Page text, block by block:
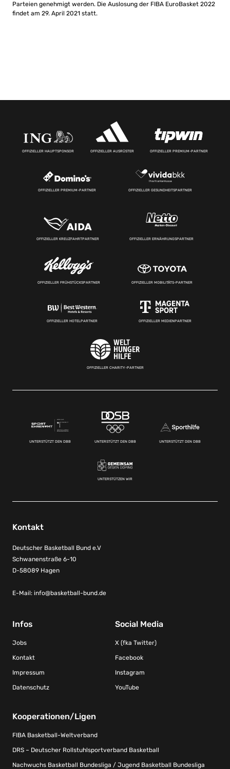
Parteien genehmigt werden. Die Auslosung der FIBA EuroBasket 2022
findet am 29. April 2021 statt.
OFFIZIELLER HAUPTSPONSOR OFFIZIELLER AUSRÜSTER OFFIZIELLER PREMIUM-PARTNER
OFFIZIELLER PREMIUM-PARTNER OFFIZIELLER GESUNDHEITSPARTNER
OFFIZIELLER KREUZFAHRTPARTNER OFFIZIELLER ERNÄHRUNGSPARTNER
OFFIZIELLER FRÜHSTÜCKSPARTNER OFFIZIELLER MOBILITÄTS-PARTNER
OFFIZIELLER HOTELPARTNER OFFIZIELLER MEDIENPARTNER
OFFIZIELLER CHARITY-PARTNER
UNTERSTÜTZT DEN DBB UNTERSTÜTZT DEN DBB UNTERSTÜTZT DEN DBB
UNTERSTÜTZEN WIR
Kontakt
Deutscher Basketball Bund e.V
Schwanenstraße 6-10
D-58089 Hagen
E-Mail: info@basketball-bund.de
Infos
Jobs
Kontakt
Impressum
Datenschutz
Social Media
X (fka Twitter)
Facebook
Instagram
YouTube
Kooperationen/Ligen
FIBA Basketball-Weltverband
DRS – Deutscher Rollstuhlsportverband Basketball
Nachwuchs Basketball Bundesliga / Jugend Basketball Bundesliga